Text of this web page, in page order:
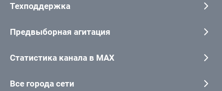
Техподдержка
Предвыборная агитация
Статистика канала в MAX
Все города сети